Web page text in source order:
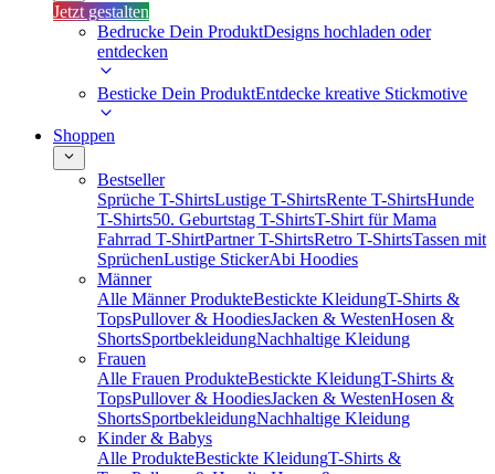
Jetzt gestalten
Bedrucke Dein ProduktDesigns hochladen oder
entdecken
Besticke Dein ProduktEntdecke kreative Stickmotive
Shoppen
Bestseller
Sprüche T-ShirtsLustige T-ShirtsRente T-ShirtsHunde
T-Shirts50. Geburtstag T-ShirtsT-Shirt für Mama
Fahrrad T-ShirtPartner T-ShirtsRetro T-ShirtsTassen mit
SprüchenLustige StickerAbi Hoodies
Männer
Alle Männer ProdukteBestickte KleidungT-Shirts &
TopsPullover & HoodiesJacken & WestenHosen &
ShortsSportbekleidungNachhaltige Kleidung
Frauen
Alle Frauen ProdukteBestickte KleidungT-Shirts &
TopsPullover & HoodiesJacken & WestenHosen &
ShortsSportbekleidungNachhaltige Kleidung
Kinder & Babys
Alle ProdukteBestickte KleidungT-Shirts &